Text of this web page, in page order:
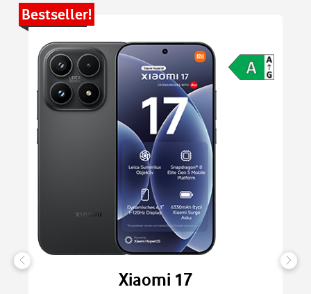
Bestseller!
Xiaomi 17